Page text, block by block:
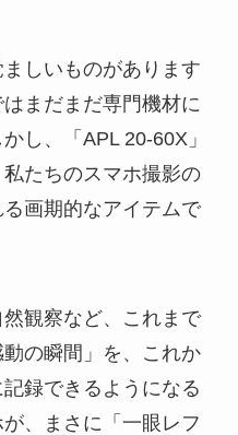
しいものがあります
まだまだ専門機材に
し、「APL 20-60X」
たちのスマホ撮影の
画期的なアイテムで
観察など、これまで
の瞬間」を、これか
録できるようになる
、まさに「一眼レフ